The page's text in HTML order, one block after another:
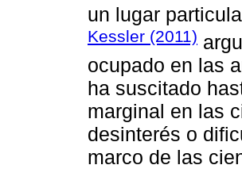
un lugar
Kessler (2011)
ocupado en las
ha suscitado
marginal en las
desinterés o
marco de las